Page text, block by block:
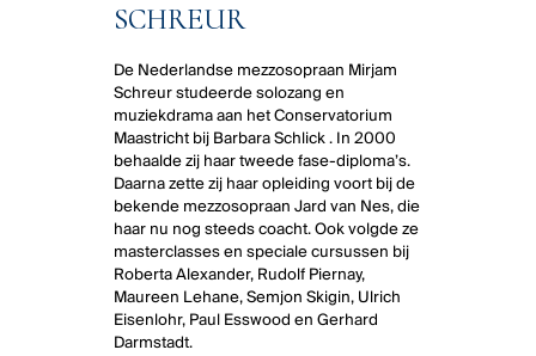
SCHREUR
De Nederlandse mezzosopraan Mirjam
Schreur studeerde solozang en
muziekdrama aan het Conservatorium
Maastricht bij Barbara Schlick . In 2000
behaalde zij haar tweede fase-diploma’s.
Daarna zette zij haar opleiding voort bij de
bekende mezzosopraan Jard van Nes, die
haar nu nog steeds coacht. Ook volgde ze
masterclasses en speciale cursussen bij
Roberta Alexander, Rudolf Piernay,
Maureen Lehane, Semjon Skigin, Ulrich
Eisenlohr, Paul Esswood en Gerhard
Darmstadt.